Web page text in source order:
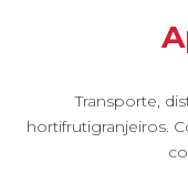
Transporte,
hortifrutigranjeiros.